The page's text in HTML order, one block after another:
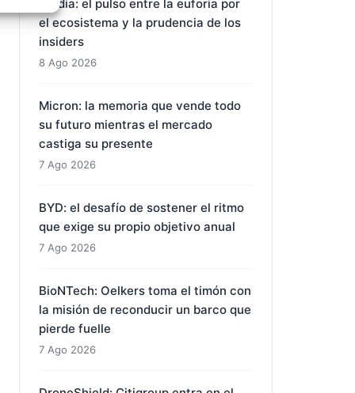
activo
Nvidia: el pulso entre la euforia por
el ecosistema y la prudencia de los
insiders
8 Ago 2026
Micron: la memoria que vende todo
su futuro mientras el mercado
castiga su presente
7 Ago 2026
BYD: el desafío de sostener el ritmo
que exige su propio objetivo anual
7 Ago 2026
BioNTech: Oelkers toma el timón con
la misión de reconducir un barco que
pierde fuelle
7 Ago 2026